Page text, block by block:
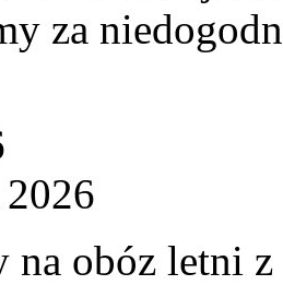
za
na obóz letni